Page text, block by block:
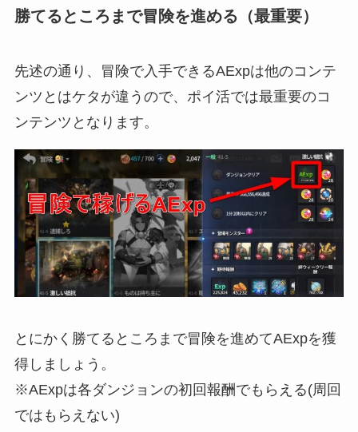
勝てるところまで冒険を進める（最重要）
先述の通り、冒険で入手できるAExpは他のコンテ
ンツとはケタが違うので、ポイ活では最重要のコ
ンテンツとなります。
とにかく勝てるところまで冒険を進めてAExpを獲
得しましょう。
※AExpは各ダンジョンの初回報酬でもらえる(周回
ではもらえない)